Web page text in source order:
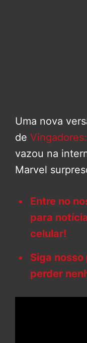
Uma nova
de
vazou na
Marvel
Entre no
para
celular!
Siga
perder